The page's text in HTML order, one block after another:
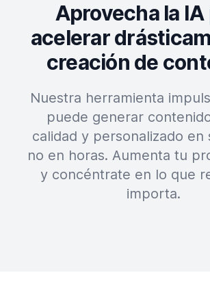
Aprovecha la IA
acelerar
creación de
Nuestra herramienta
puede generar
calidad y personalizado en
no en horas. Aumenta tu
y concéntrate en lo que
importa.